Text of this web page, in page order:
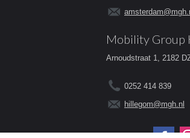
Mobility Group
Arnoudstraat 1, 2182
0252 414 839
hillegom@mgh.nl
Volg ons op: